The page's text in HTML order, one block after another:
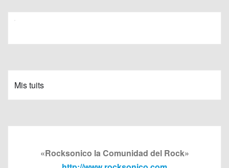
Mis tuits
«Rocksonico la Comunidad del Rock»